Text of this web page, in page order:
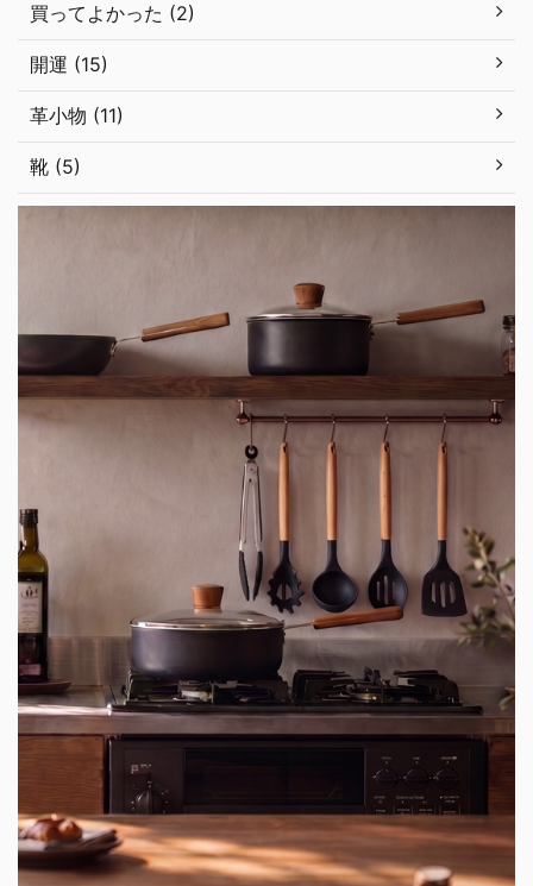
買ってよかった (2)
開運 (15)
革小物 (11)
靴 (5)